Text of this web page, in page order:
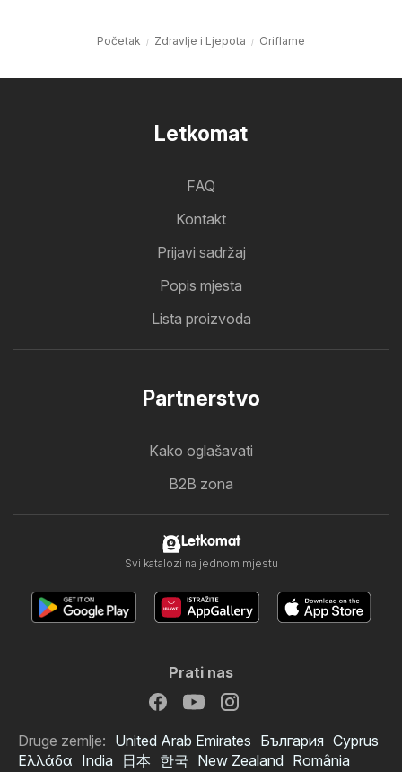
Početak Zdravlje i Ljepota Oriflame
Letkomat
FAQ
Kontakt
Prijavi sadržaj
Popis mjesta
Lista proizvoda
Partnerstvo
Kako oglašavati
B2B zona
Letkomat
Svi katalozi na jednom mjestu
Prati nas
Druge zemlje: United Arab Emirates България Cyprus
Ελλάδα India 日本 한국 New Zealand România